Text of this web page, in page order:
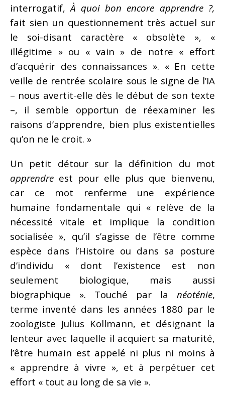
interrogatif,À quoi bon encore apprendre ?,
fait sien un questionnement très actuel sur
le soi-disant caractère « obsolète », «
illégitime » ou « vain » de notre « effort
d’acquérir des connaissances ». « En cette
veille de rentrée scolaire sous le signe de l’IA
– nous avertit-elle dès le début de son texte
–, il semble opportun de réexaminer les
raisons d’apprendre, bien plus existentielles
qu’on ne le croit. »
Un petit détour sur la définition du mot
apprendre est pour elle plus que bienvenu,
car ce mot renferme une expérience
humaine fondamentale qui « relève de la
nécessité vitale et implique la condition
socialisée », qu’il s’agisse de l’être comme
espèce dans l’Histoire ou dans sa posture
d’individu « dont l’existence est non
seulement biologique, mais aussi
biographique ». Touché par la néoténie,
terme inventé dans les années 1880 par le
zoologiste Julius Kollmann, et désignant la
lenteur avec laquelle il acquiert sa maturité,
l’être humain est appelé ni plus ni moins à
« apprendre à vivre », et à perpétuer cet
effort « tout au long de sa vie ».